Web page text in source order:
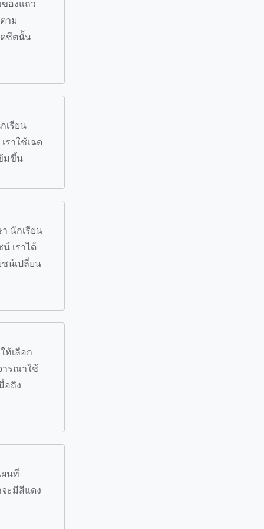
ของแถว
าม
ดชีตนั้น
เรียน
าใช้เฉด
มขึ้น
นักเรียน
เราได้
น์เปลี่ยน
ห้เลือก
ารณาใช้
อถึง
ผนที่
ะมีสีแดง